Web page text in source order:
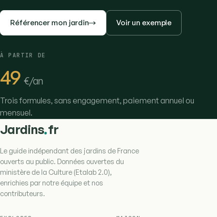
Référencer mon jardin Voir un exemple
À PARTIR DE
49 €/an
Trois formules, sans engagement, paiement annuel ou
mensuel.
Jardins.fr
Le guide indépendant des jardins de France
ouverts au public. Données ouvertes du
ministère de la Culture (Etalab 2.0),
enrichies par notre équipe et nos
contributeurs.